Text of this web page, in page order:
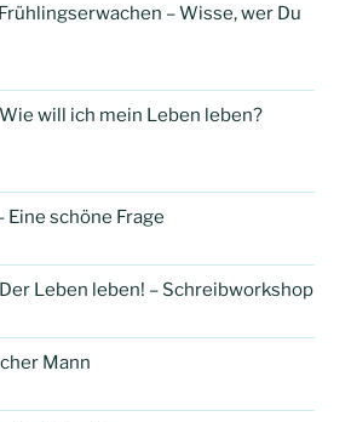
– Wisse, wer Du
will ich mein Leben leben?
Eine schöne Frage
Leben leben! – Schreibworkshop
Mann